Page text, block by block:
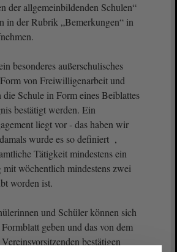
der allgemeinbildenden Schulen“
in der Rubrik „Bemerkungen“ in
besonderes außerschulisches
von Freiwilligenarbeit und
Schule in Form eines Beiblattes
bestätigt werden. Ein
liegt vor - das haben wir
wurde es so definiert ,
Tätigkeit mindestens ein
mit wöchentlich mindestens zwei
worden ist.
und Schüler können sich
geben und das von dem
bestätigen